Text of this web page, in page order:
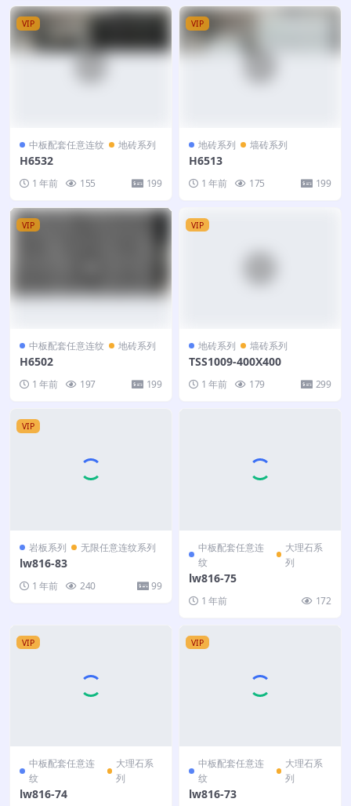
VIP
中板配套任意连纹 地砖系列
H6532
1 年前 155 199
VIP
地砖系列 墙砖系列
H6513
1 年前 175 199
VIP
中板配套任意连纹 地砖系列
H6502
1 年前 197 199
VIP
地砖系列 墙砖系列
TSS1009-400X400
1 年前 179 299
VIP
岩板系列 无限任意连纹系列
lw816-83
1 年前 240 99
中板配套任意连
纹
大理石系
列
lw816-75
1 年前 172
VIP
中板配套任意连
纹
大理石系
列
lw816-74
VIP
中板配套任意连
纹
大理石系
列
lw816-73